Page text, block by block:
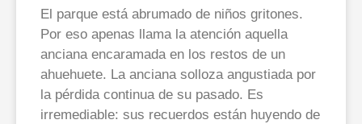
El parque está abrumado de niños gritones.
Por eso apenas llama la atención aquella
anciana encaramada en los restos de un
ahuehuete. La anciana solloza angustiada por
la pérdida continua de su pasado. Es
irremediable: sus recuerdos están huyendo de